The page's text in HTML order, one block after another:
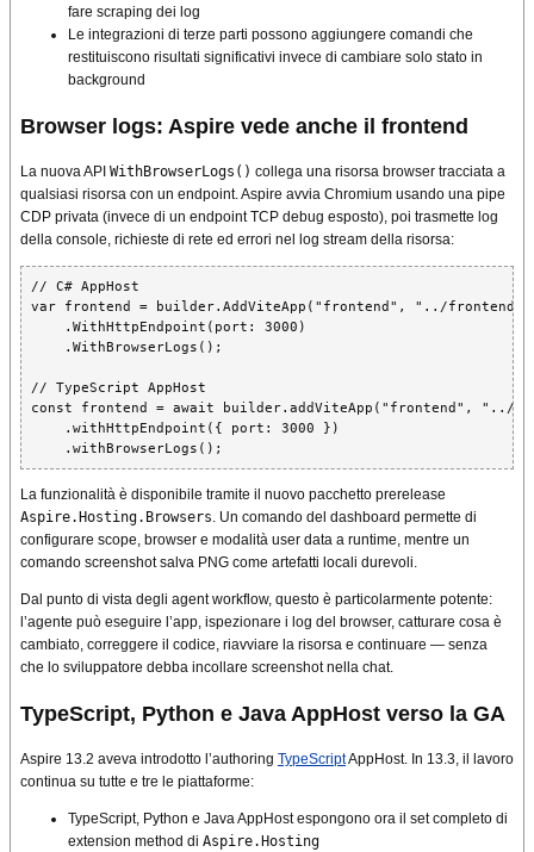
fare scraping dei log
Le integrazioni di terze parti possono aggiungere comandi che
restituiscono risultati significativi invece di cambiare solo stato in
background
Browser logs: Aspire vede anche il frontend
La nuova API WithBrowserLogs() collega una risorsa browser tracciata a
qualsiasi risorsa con un endpoint. Aspire avvia Chromium usando una pipe
CDP privata (invece di un endpoint TCP debug esposto), poi trasmette log
della console, richieste di rete ed errori nel log stream della risorsa:
// C# AppHost
var frontend = builder.AddViteApp("frontend", "../frontend")
    .WithHttpEndpoint(port: 3000)
    .WithBrowserLogs();
// TypeScript AppHost
const frontend = await builder.addViteApp("frontend", "../
    .withHttpEndpoint({ port: 3000 })
    .withBrowserLogs();
La funzionalità è disponibile tramite il nuovo pacchetto prerelease
Aspire.Hosting.Browsers. Un comando del dashboard permette di
configurare scope, browser e modalità user data a runtime, mentre un
comando screenshot salva PNG come artefatti locali durevoli.
Dal punto di vista degli agent workflow, questo è particolarmente potente:
l’agente può eseguire l’app, ispezionare i log del browser, catturare cosa è
cambiato, correggere il codice, riavviare la risorsa e continuare — senza
che lo sviluppatore debba incollare screenshot nella chat.
TypeScript, Python e Java AppHost verso la GA
Aspire 13.2 aveva introdotto l’authoring TypeScriptAppHost. In 13.3, il lavoro
continua su tutte e tre le piattaforme:
TypeScript, Python e Java AppHost espongono ora il set completo di
extension method di Aspire.Hosting